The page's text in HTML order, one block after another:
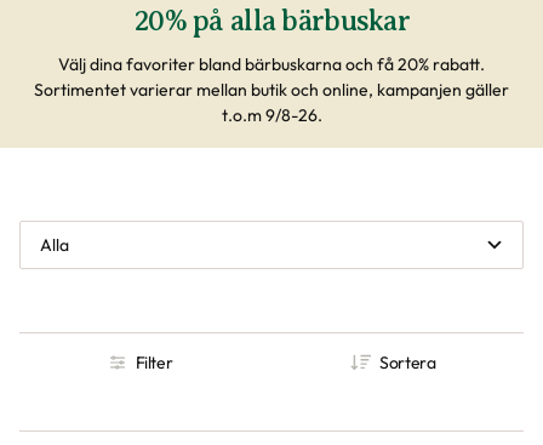
20% på alla bärbuskar
Välj dina favoriter bland bärbuskarna och få 20% rabatt.
Sortimentet varierar mellan butik och online, kampanjen gäller
t.o.m 9/8-26.
Alla
Filter Sortera